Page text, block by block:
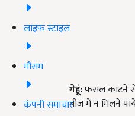
लाइफ स्टाइल
मौसम
कंपनी समाचार
गेहूं:फसल काटने से
बीज में न मिलने